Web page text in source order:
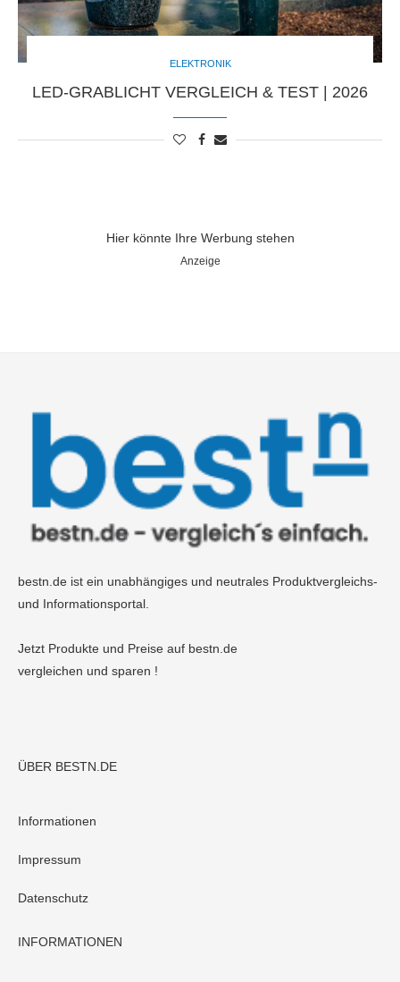
ELEKTRONIK
LED-GRABLICHT VERGLEICH & TEST | 2026
Hier könnte Ihre Werbung stehen
Anzeige
bestn.de ist ein unabhängiges und neutrales Produktvergleichs-
und Informationsportal.
Jetzt Produkte und Preise auf bestn.de
vergleichen und sparen !
ÜBER BESTN.DE
Informationen
Impressum
Datenschutz
INFORMATIONEN